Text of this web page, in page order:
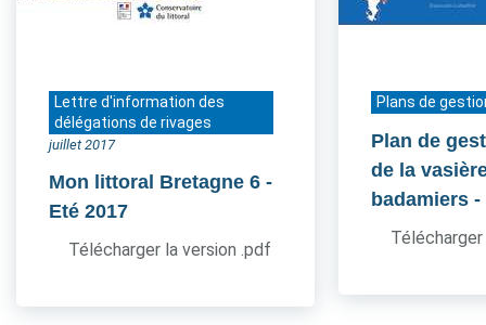
Lettre d'information des
délégations de rivages
juillet 2017
Mon littoral Bretagne 6 -
Eté 2017
Télécharger la version .pdf
Plans de
Plan de
de la
badamiers -